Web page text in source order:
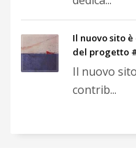
Il nuovo sito
del progetto
Il nuovo
contrib...